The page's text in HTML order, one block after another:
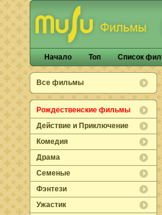
Начало Топ Список
Все фильмы
Рождественские фильмы
Действие и Приключение
Комедия
Драма
Семеные
Фэнтези
Ужастик